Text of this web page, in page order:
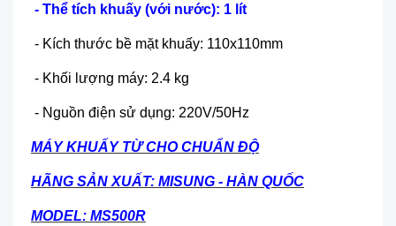
- Thể tích khuấy (với nước): 1 lít
- Kích thước bề mặt khuấy: 110x110mm
- Khối lượng máy: 2.4 kg
- Nguồn điện sử dụng: 220V/50Hz
MÁY KHUẤY TỪ CHO CHUẨN ĐỘ
HÃNG SẢN XUẤT: MISUNG - HÀN QUỐC
MODEL: MS500R